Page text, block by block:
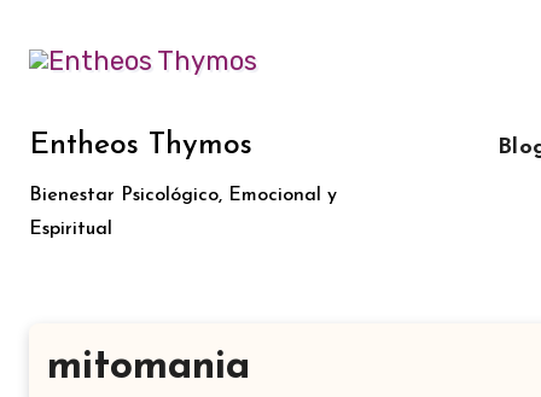
Entheos Thymos
Bienestar Psicológico, Emocional y
Espiritual
mitomania